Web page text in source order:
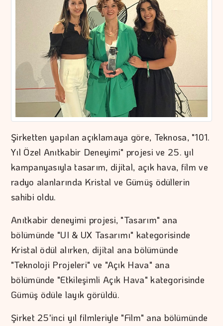
Şirketten yapılan açıklamaya göre, Teknosa, "101.
Yıl Özel Anıtkabir Deneyimi" projesi ve 25. yıl
kampanyasıyla tasarım, dijital, açık hava, film ve
radyo alanlarında Kristal ve Gümüş ödüllerin
sahibi oldu.
Anıtkabir deneyimi projesi, "Tasarım" ana
bölümünde "UI & UX Tasarımı" kategorisinde
Kristal ödül alırken, dijital ana bölümünde
"Teknoloji Projeleri" ve "Açık Hava" ana
bölümünde "Etkileşimli Açık Hava" kategorisinde
Gümüş ödüle layık görüldü.
Şirket 25'inci yıl filmleriyle "Film" ana bölümünde